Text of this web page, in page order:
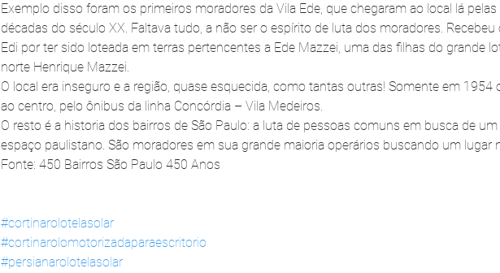
Exemplo disso foram os primeiros moradores da Vila Ede, que chegaram ao local lá pelas
décadas do século XX. Faltava tudo, a não ser o espírito de luta dos moradores. Recebeu
Edi por ter sido loteada em terras pertencentes a Ede Mazzei, uma das filhas do grande
norte Henrique Mazzei.
O local era inseguro e a região, quase esquecida, como tantas outras! Somente em 1954
ao centro, pelo ônibus da linha Concórdia – Vila Medeiros.
O resto é a historia dos bairros de São Paulo: a luta de pessoas comuns em busca de
espaço paulistano. São moradores em sua grande maioria operários buscando um lugar
Fonte: 450 Bairros São Paulo 450 Anos
#cortinarolotelasolar
#cortinarolomotorizadaparaescritorio
#persianarolotelasolar